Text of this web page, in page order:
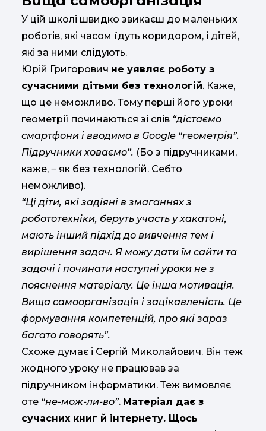
У цій школі швидко звикаєш до маленьких
роботів, які часом їдуть коридором, і дітей,
які за ними слідують.
Юрій Григорович не уявляє роботу з
сучасними дітьми без технологій. Каже,
що це неможливо. Тому перші його уроки
геометрії починаються зі слів “дістаємо
смартфони і вводимо в Google “геометрія”.
Підручники ховаємо”. (Бо з підручниками,
каже, ‒ як без технологій. Себто
неможливо).
“Ці діти, які задіяні в змаганнях з
робототехніки, беруть участь у хакатоні,
мають інший підхід до вивчення тем і
вирішення задач. Я можу дати їм сайти та
задачі і починати наступні уроки не з
пояснення матеріалу. Це інша мотивація.
Вища самоорганізація і зацікавленість. Це
формування компетенцій, про які зараз
багато говорять”.
Схоже думає і Сергій Миколайович. Він теж
жодного уроку не працював за
підручником інформатики. Теж вимовляє
оте “не-мож-ли-во”. Матеріал дає з
сучасних книг й інтернету. Щось